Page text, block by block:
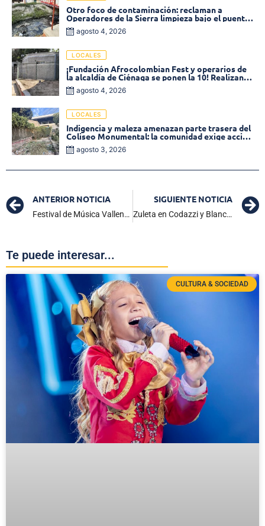
Otro foco de contaminación: reclaman a
Operadores de la Sierra limpieza bajo el puente
de la calle 19 con carrera 11
agosto 4, 2026
LOCALES
¡Fundación Afrocolombian Fest y operarios de
la alcaldía de Ciénaga se ponen la 10! Realizan
limpieza de la parte posterior del Coliseo
Monumental
agosto 4, 2026
LOCALES
Indigencia y maleza amenazan parte trasera del
Coliseo Monumental: la comunidad exige acción
inmediata!
agosto 3, 2026
ANTERIOR NOTICIA
Festival de Música Vallenata en Guitarra de Codazzi: cienagueros barren en Tríos Aficionados
SIGUIENTE NOTICIA
Zuleta en Codazzi y Blanco en El Banco, ganaron segundo lugar en Canción Inédita
Te puede interesar...
CULTURA & SOCIEDAD